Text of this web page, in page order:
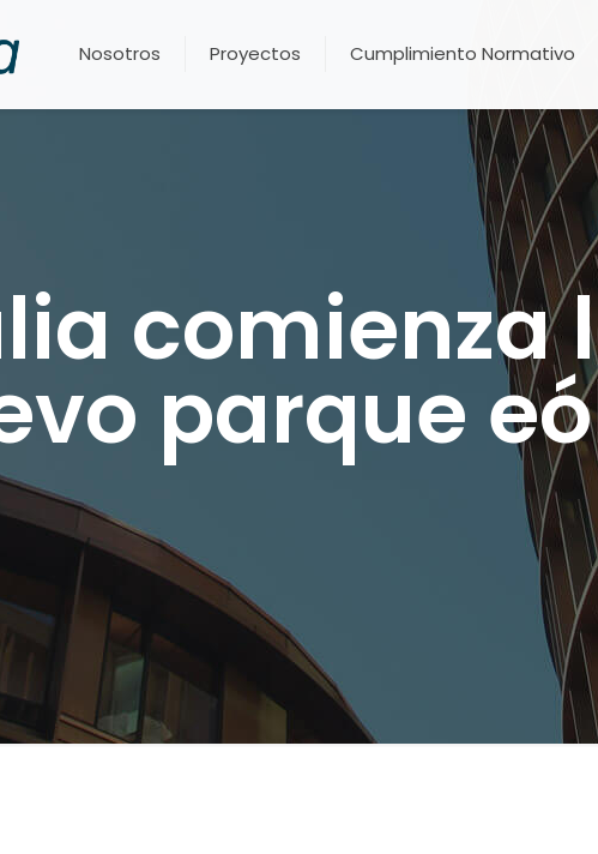
Nosotros Proyectos Cumplimiento Normativo
comienza
parque